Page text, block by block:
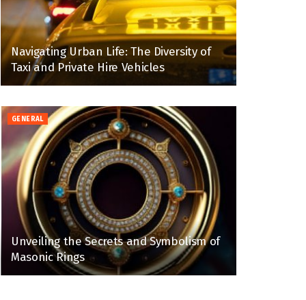
Navigating Urban Life: The Diversity of
Taxi and Private Hire Vehicles
GENERAL
Unveiling the Secrets and Symbolism of
Masonic Rings